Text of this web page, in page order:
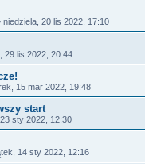
niedziela, 20 lis 2022, 17:10
29 lis 2022, 20:44
15 mar 2022, 19:48
start
sty 2022, 12:30
14 sty 2022, 12:16